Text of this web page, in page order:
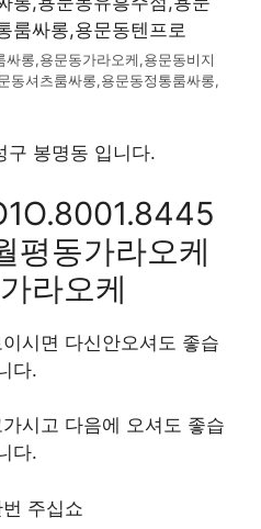
롱,용문동가라오케,용문동비지
동셔츠룸싸롱,용문동정통룸싸롱,
구 봉명동 입니다.
평동가라오케
라오케
시면 다신안오셔도 좋습
다.
시고 다음에 오셔도 좋습
다.
주십쇼